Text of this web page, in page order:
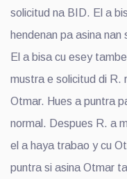
solicitud na BID. El a
hendenan pa asina
El a bisa cu esey
mustra e solicitud di R.
Otmar. Hues a puntra
normal. Despues R. a
el a haya trabao y cu
puntra si asina Otmar